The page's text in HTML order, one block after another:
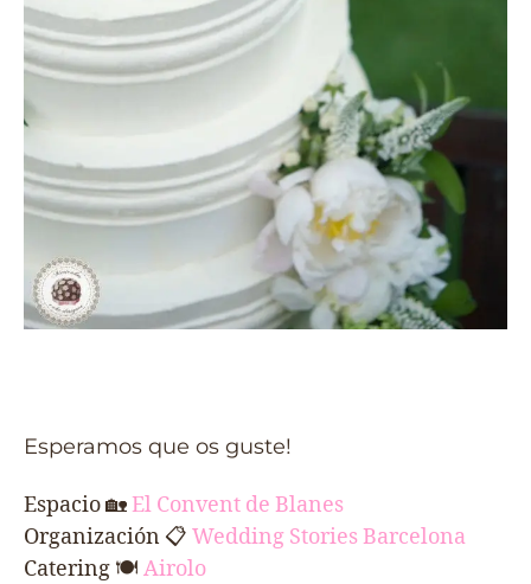
Esperamos que os guste!
Espacio🏡El Convent de Blanes
Organización 📋 Wedding Stories Barcelona
Catering 🍽 Airolo